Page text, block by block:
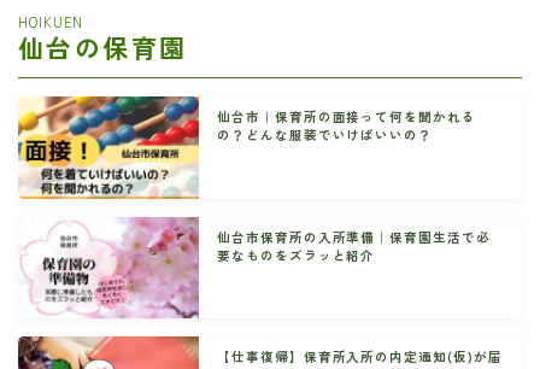
HOIKUEN
仙台の保育園
仙台市｜保育所の面接って何を聞かれる
の？どんな服装でいけばいいの？
仙台市保育所の入所準備｜保育園生活で必
要なものをズラッと紹介
【仕事復帰】保育所入所の内定通知(仮)が届